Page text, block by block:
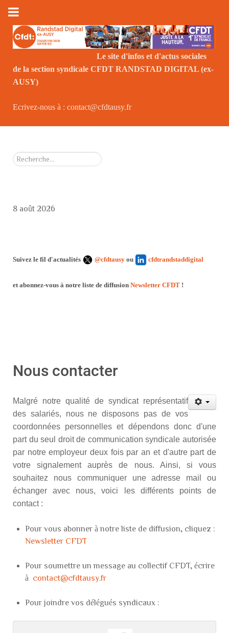
Le site d'infos et d'actus sociales
de la section syndicale CFDT RANDSTAD DIGITAL (ex-
AUSY)
Le
Ecrivez-nous à : contact@cfdtausy.fr
Rechercher
8 août 2026
Suivez le fil d'actualités @cfdtausy ou cfdtrandstaddigital
et abonnez-vous à notre liste de diffusion Newsletter CFDT !
Nous contacter
Malgré notre qualité de syndicat représentatif
des salariés, nous ne disposons pas de vos
coordonnées personnelles et dépendons donc d'une
part du seul droit de communication syndicale autorisée
par notre employeur deux fois par an et d'autre part de
votre signalement auprès de nous. Ainsi, si vous
souhaitez nous communiquer une adresse mail ou
échanger avec nous, voici les différents points de
contact :
Pour vous abonner à notre liste de diffusion, cliquez :
Newsletter CFDT
Pour soumettre un message au collectif CFDT, écrire
à contact@cfdtausy.fr
Pour joindre vos délégués syndicaux :